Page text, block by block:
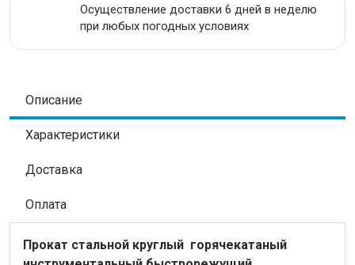
Осуществление доставки 6 дней в неделю
при любых погодных условиях
Описание
Характеристики
Доставка
Оплата
Прокат стальной круглый горячекатаный